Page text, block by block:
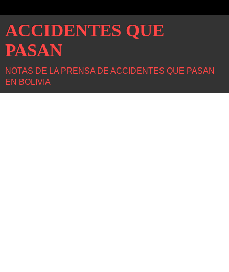
ACCIDENTES QUE
PASAN
NOTAS DE LA PRENSA DE ACCIDENTES QUE PASAN
EN BOLIVIA